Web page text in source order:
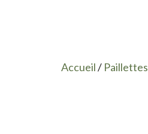
Accueil/ Paillettes